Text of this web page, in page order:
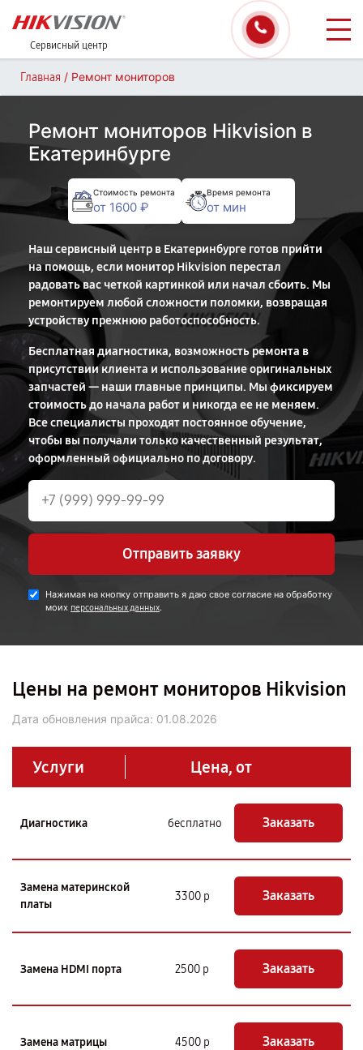
Сервисный центр
Главная / Ремонт мониторов
Ремонт мониторов Hikvision в
Екатеринбурге
Стоимость ремонта
от 1600 ₽
Время ремонта
от мин
Наш сервисный центр в Екатеринбурге готов прийти
на помощь, если монитор Hikvision перестал
радовать вас четкой картинкой или начал сбоить. Мы
ремонтируем любой сложности поломки, возвращая
устройству прежнюю работоспособность.
Бесплатная диагностика, возможность ремонта в
присутствии клиента и использование оригинальных
запчастей — наши главные принципы. Мы фиксируем
стоимость до начала работ и никогда ее не меняем.
Все специалисты проходят постоянное обучение,
чтобы вы получали только качественный результат,
оформленный официально по договору.
Отправить заявку
Нажимая на кнопку отправить я даю свое согласие на обработку
моих персональных данных.
Цены на ремонт мониторов Hikvision
Дата обновления прайса: 01.08.2026
Услуги Цена, от
Диагностика бесплатно Заказать
Замена материнской
платы
3300 р Заказать
Замена HDMI порта 2500 р Заказать
Замена матрицы 4500 р Заказать